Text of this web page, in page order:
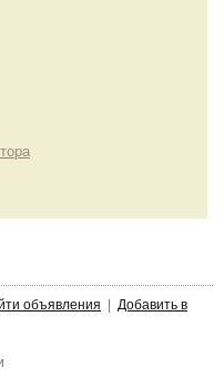
объявления
Добавить в